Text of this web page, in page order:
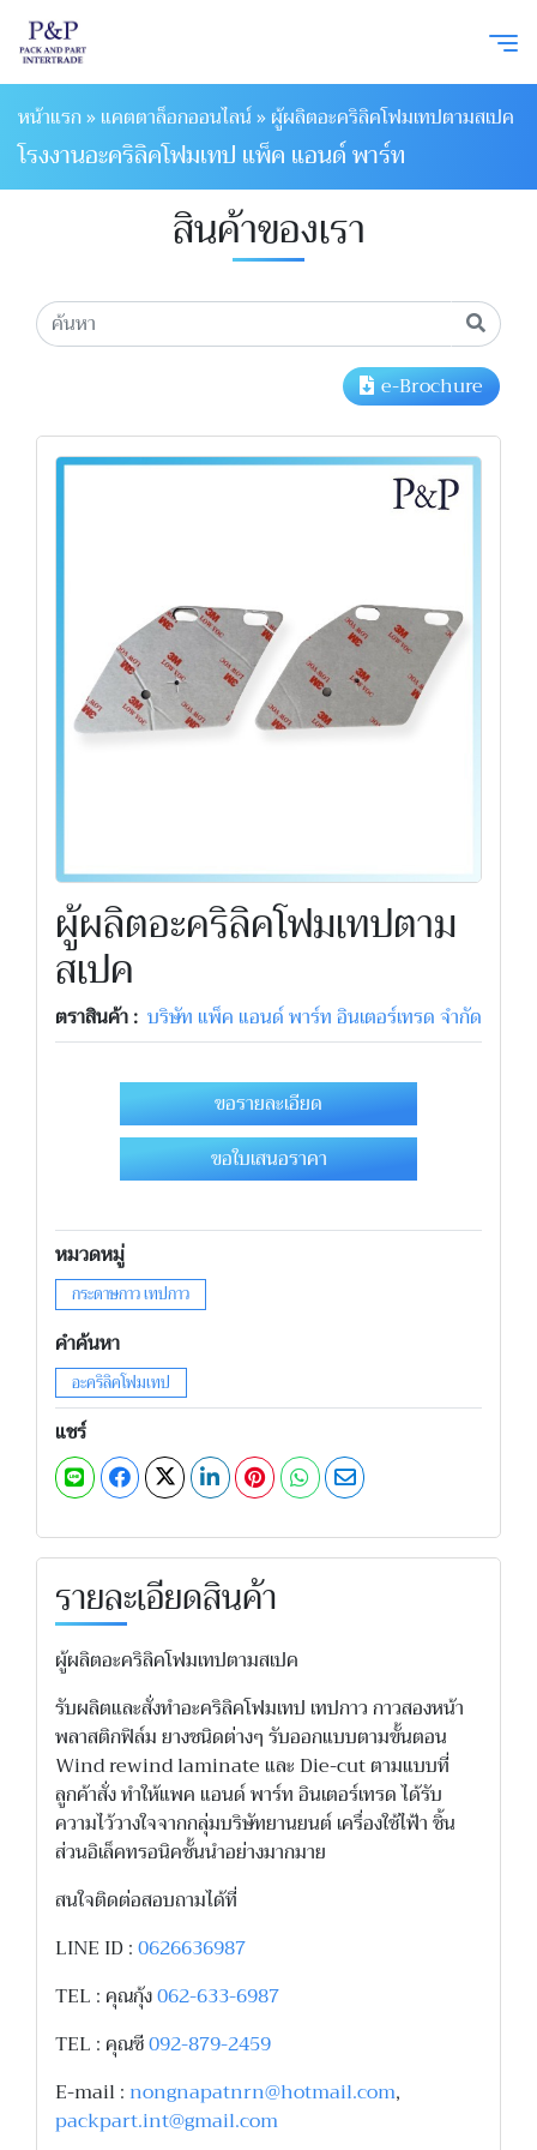
หน้าแรก»แคตตาล็อกออนไลน์»ผู้ผลิตอะคริลิคโฟมเทปตามสเปค
โรงงานอะคริลิคโฟมเทป แพ็ค แอนด์ พาร์ท
สินค้าของเรา
e-Brochure
ผู้ผลิตอะคริลิคโฟมเทปตาม
สเปค
ตราสินค้า : บริษัท แพ็ค แอนด์ พาร์ท อินเตอร์เทรด จำกัด
ขอรายละเอียด
ขอใบเสนอราคา
หมวดหมู่
กระดาษกาว เทปกาว
คำค้นหา
อะคริลิคโฟมเทป
แชร์
รายละเอียดสินค้า
ผู้ผลิตอะคริลิคโฟมเทปตามสเปค
รับผลิตและสั่งทำอะคริลิคโฟมเทป เทปกาว กาวสองหน้า
พลาสติกฟิล์ม ยางชนิดต่างๆ รับออกแบบตามขั้นตอน
Wind rewind laminate และ Die-cut ตามแบบที่
ลูกค้าสั่ง ทำให้แพค แอนด์ พาร์ท อินเตอร์เทรด ได้รับ
ความไว้วางใจจากกลุ่มบริษัทยานยนต์ เครื่องใช้ไฟ้า ชิ้น
ส่วนอิเล็คทรอนิคชั้นนำอย่างมากมาย
สนใจติดต่อสอบถามได้ที่
LINE ID :0626636987
TEL : คุณกุ้ง062-633-6987
TEL : คุณซี092-879-2459
E-mail :nongnapatnrn@hotmail.com,
packpart.int@gmail.com